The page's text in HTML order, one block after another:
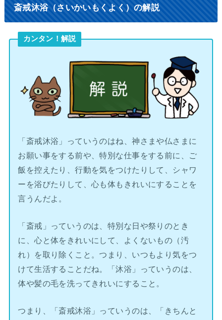
斎戒沐浴（さいかいもくよく）の解説
カンタン！解説
「斎戒沐浴」っていうのはね、神さまや仏さまに
お願い事をする前や、特別な仕事をする前に、ご
飯を控えたり、行動を気をつけたりして、シャワ
ーを浴びたりして、心も体もきれいにすることを
言うんだよ。
「斎戒」っていうのは、特別な日や祭りのとき
に、心と体をきれいにして、よくないもの（汚
れ）を取り除くこと。つまり、いつもより気をつ
けて生活することだね。「沐浴」っていうのは、
体や髪の毛を洗ってきれいにすること。
つまり、「斎戒沐浴」っていうのは、「きちんと